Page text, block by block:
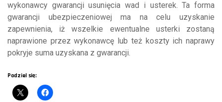
wykonawcy gwarancji usunięcia wad i usterek. Ta forma
gwarancji ubezpieczeniowej ma na celu uzyskanie
zapewnienia, iż wszelkie ewentualne usterki zostaną
naprawione przez wykonawcę lub też koszty ich naprawy
pokryje suma uzyskana z gwarancji.
Podziel się: